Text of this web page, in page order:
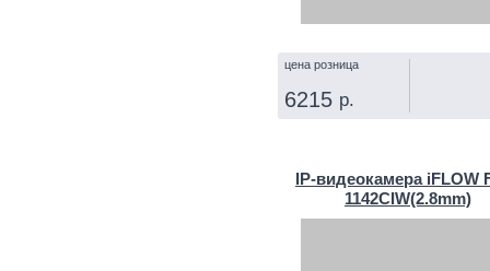
цена розница
6215 р.
IP‑видеокамера iFLOW
1142CIW(2.8mm)